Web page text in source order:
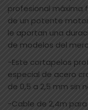
profesional máxima
de un potente
le aportan una
de modelos del
-Este cortapelos
especial de acero
de 0,5 a 2,5 mm sin
-Cable de 2,4m